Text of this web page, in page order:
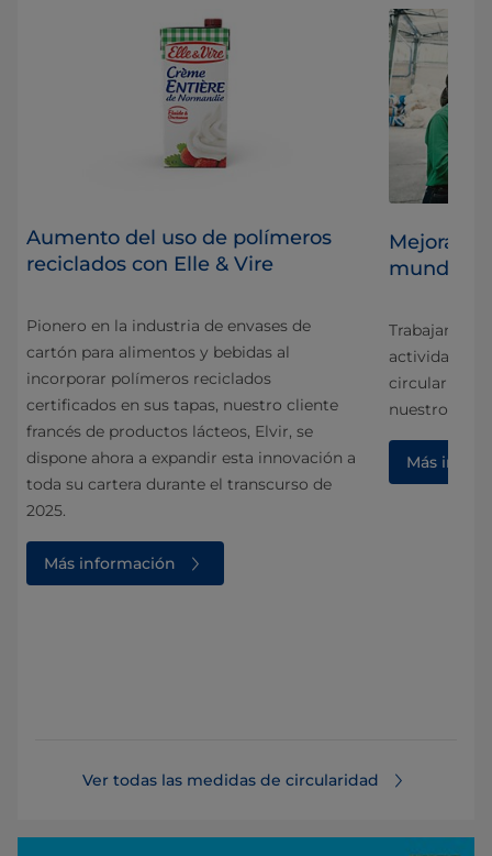
Aumento del uso de polímeros
reciclados con Elle & Vire
Pionero en la industria de envases de
cartón para alimentos y bebidas al
incorporar polímeros reciclados
certificados en sus tapas, nuestro cliente
francés de productos lácteos, Elvir, se
dispone ahora a expandir esta innovación a
toda su cartera durante el transcurso de
2025.
Más información
Mejora
mundial
Trabajamos
actividades
circular baja
nuestro
Más
Ver todas las medidas de circularidad